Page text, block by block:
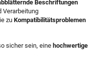
Beschriftungen
Verarbeitung
zu Kompatibilitätsproblemen
sicher sein, eine hochwertige